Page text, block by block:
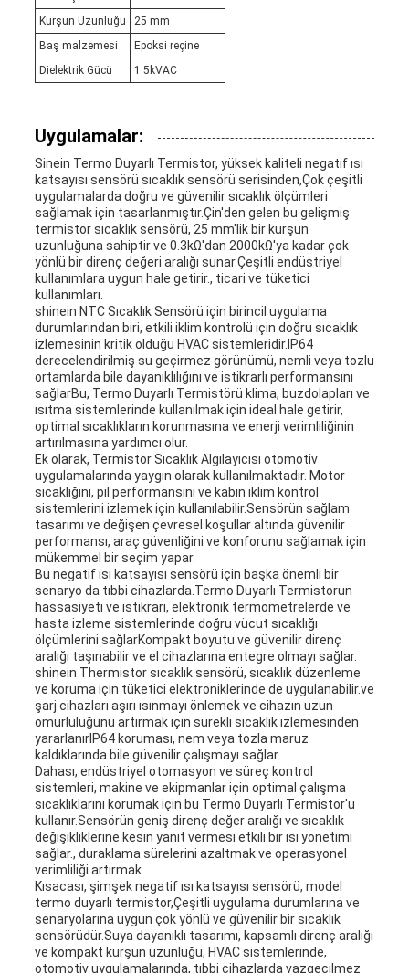
Kurşun Uzunluğu
25 mm
Baş malzemesi
Epoksi reçine
Dielektrik Gücü
1.5kVAC
Uygulamalar:
Sinein Termo Duyarlı Termistor, yüksek kaliteli negatif ısı
katsayısı sensörü sıcaklık sensörü serisinden,Çok çeşitli
uygulamalarda doğru ve güvenilir sıcaklık ölçümleri
sağlamak için tasarlanmıştır.Çin'den gelen bu gelişmiş
termistor sıcaklık sensörü, 25 mm'lik bir kurşun
uzunluğuna sahiptir ve 0.3kΩ'dan 2000kΩ'ya kadar çok
yönlü bir direnç değeri aralığı sunar.Çeşitli endüstriyel
kullanımlara uygun hale getirir., ticari ve tüketici
kullanımları.
shinein NTC Sıcaklık Sensörü için birincil uygulama
durumlarından biri, etkili iklim kontrolü için doğru sıcaklık
izlemesinin kritik olduğu HVAC sistemleridir.IP64
derecelendirilmiş su geçirmez görünümü, nemli veya tozlu
ortamlarda bile dayanıklılığını ve istikrarlı performansını
sağlarBu, Termo Duyarlı Termistörü klima, buzdolapları ve
ısıtma sistemlerinde kullanılmak için ideal hale getirir,
optimal sıcaklıkların korunmasına ve enerji verimliliğinin
artırılmasına yardımcı olur.
Ek olarak, Termistor Sıcaklık Algılayıcısı otomotiv
uygulamalarında yaygın olarak kullanılmaktadır. Motor
sıcaklığını, pil performansını ve kabin iklim kontrol
sistemlerini izlemek için kullanılabilir.Sensörün sağlam
tasarımı ve değişen çevresel koşullar altında güvenilir
performansı, araç güvenliğini ve konforunu sağlamak için
mükemmel bir seçim yapar.
Bu negatif ısı katsayısı sensörü için başka önemli bir
senaryo da tıbbi cihazlarda.Termo Duyarlı Termistorun
hassasiyeti ve istikrarı, elektronik termometrelerde ve
hasta izleme sistemlerinde doğru vücut sıcaklığı
ölçümlerini sağlarKompakt boyutu ve güvenilir direnç
aralığı taşınabilir ve el cihazlarına entegre olmayı sağlar.
shinein Thermistor sıcaklık sensörü, sıcaklık düzenleme
ve koruma için tüketici elektroniklerinde de uygulanabilir.ve
şarj cihazları aşırı ısınmayı önlemek ve cihazın uzun
ömürlülüğünü artırmak için sürekli sıcaklık izlemesinden
yararlanırIP64 koruması, nem veya tozla maruz
kaldıklarında bile güvenilir çalışmayı sağlar.
Dahası, endüstriyel otomasyon ve süreç kontrol
sistemleri, makine ve ekipmanlar için optimal çalışma
sıcaklıklarını korumak için bu Termo Duyarlı Termistor'u
kullanır.Sensörün geniş direnç değer aralığı ve sıcaklık
değişikliklerine kesin yanıt vermesi etkili bir ısı yönetimi
sağlar., duraklama sürelerini azaltmak ve operasyonel
verimliliği artırmak.
Kısacası, şimşek negatif ısı katsayısı sensörü, model
termo duyarlı termistor,Çeşitli uygulama durumlarına ve
senaryolarına uygun çok yönlü ve güvenilir bir sıcaklık
sensörüdür.Suya dayanıklı tasarımı, kapsamlı direnç aralığı
ve kompakt kurşun uzunluğu, HVAC sistemlerinde,
otomotiv uygulamalarında, tıbbi cihazlarda vazgeçilmez